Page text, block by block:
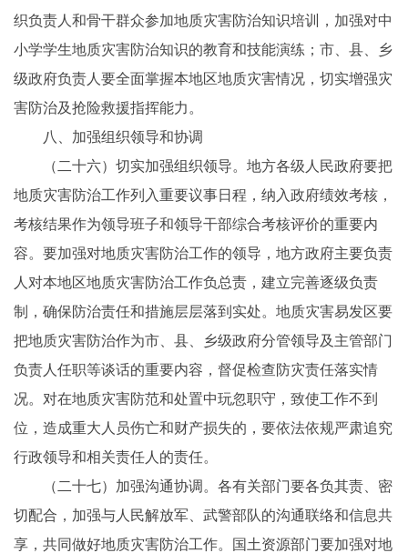
织负责人和骨干群众参加地质灾害防治知识培训，加强对中
小学学生地质灾害防治知识的教育和技能演练；市、县、乡
级政府负责人要全面掌握本地区地质灾害情况，切实增强灾
害防治及抢险救援指挥能力。
八、加强组织领导和协调
（二十六）切实加强组织领导。地方各级人民政府要把
地质灾害防治工作列入重要议事日程，纳入政府绩效考核，
考核结果作为领导班子和领导干部综合考核评价的重要内
容。要加强对地质灾害防治工作的领导，地方政府主要负责
人对本地区地质灾害防治工作负总责，建立完善逐级负责
制，确保防治责任和措施层层落到实处。地质灾害易发区要
把地质灾害防治作为市、县、乡级政府分管领导及主管部门
负责人任职等谈话的重要内容，督促检查防灾责任落实情
况。对在地质灾害防范和处置中玩忽职守，致使工作不到
位，造成重大人员伤亡和财产损失的，要依法依规严肃追究
行政领导和相关责任人的责任。
（二十七）加强沟通协调。各有关部门要各负其责、密
切配合，加强与人民解放军、武警部队的沟通联络和信息共
享，共同做好地质灾害防治工作。国土资源部门要加强对地